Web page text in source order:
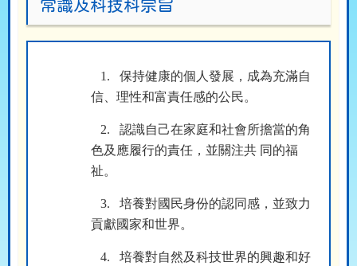
常識及科技科宗旨
1.
保持健康的個人發展，成為充滿自
信、理性和富責任感的公民。
2.
認識自己在家庭和社會所擔當的角
色及應履行的責任，並關注共 同的福
祉。
3.
培養對國民身份的認同感，並致力
貢獻國家和世界。
4.
培養對自然及科技世界的興趣和好